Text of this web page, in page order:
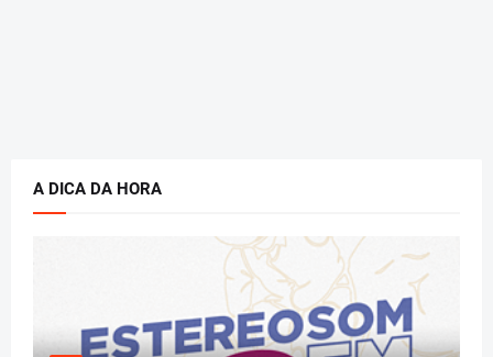
A DICA DA HORA